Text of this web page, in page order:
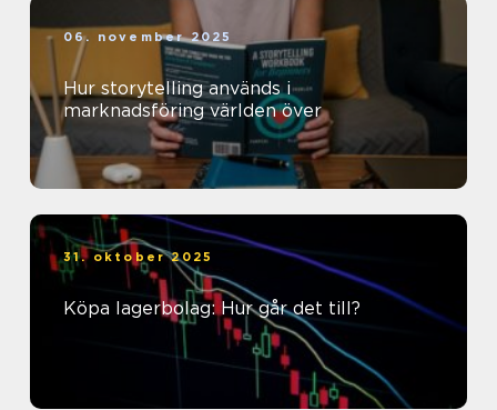
06. november 2025
Hur storytelling används i
marknadsföring världen över
31. oktober 2025
Köpa lagerbolag: Hur går det till?